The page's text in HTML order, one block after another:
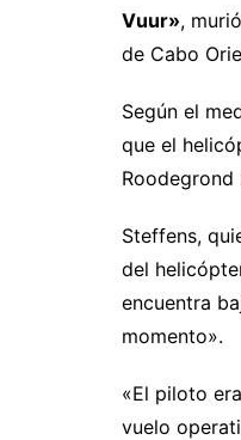
Vuur»,
de Cabo
Según el
que el
Roodegrond
Steffens,
del
encuentra
momento».
«El piloto
vuelo